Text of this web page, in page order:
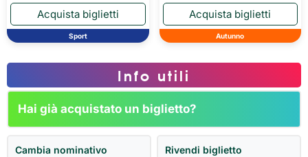
Sport Autunno
Info utili
Hai già acquistato un biglietto?
Cambia nominativo Rivendi biglietto